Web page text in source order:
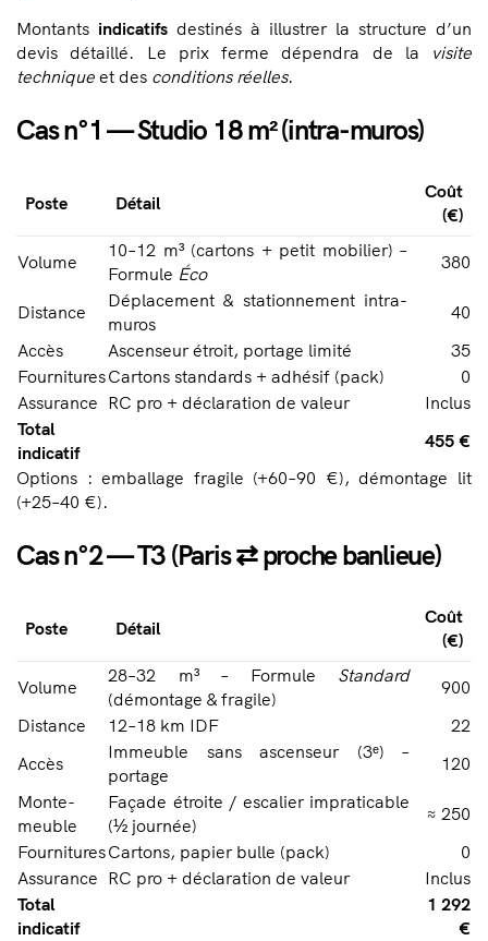
Montants indicatifs destinés à illustrer la structure d’un
devis détaillé. Le prix ferme dépendra de la visite
technique et des conditions réelles.
Cas n°1 — Studio 18 m² (intra-muros)
Poste Détail
Coût
(€)
Volume
10–12 m³ (cartons + petit mobilier) –
Formule Éco
380
Distance
Déplacement & stationnement intra-
muros
40
Accès
Ascenseur étroit, portage limité
35
FournituresCartons standards + adhésif (pack)
0
Assurance RC pro + déclaration de valeur
Inclus
Total
indicatif
455 €
Options : emballage fragile (+60–90 €), démontage lit
(+25–40 €).
Cas n°2 — T3 (Paris ⇄ proche banlieue)
Poste Détail
Coût
(€)
Volume
28–32 m³ – Formule Standard
(démontage & fragile)
900
Distance
12–18 km IDF
22
Accès
Immeuble sans ascenseur (3ᵉ) –
portage
120
Monte-
meuble
Façade étroite / escalier impraticable
(½ journée)
≈ 250
FournituresCartons, papier bulle (pack)
0
Assurance RC pro + déclaration de valeur
Inclus
Total
indicatif
1 292
€